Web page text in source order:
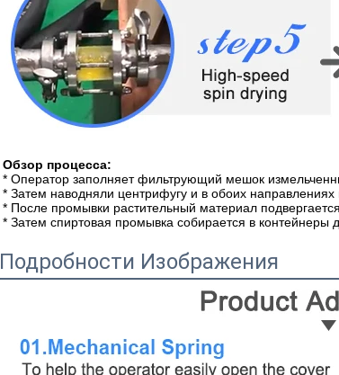
Обзор процесса:
* Оператор заполняет фильтрующий мешок
* Затем наводняли центрифугу и в обоих
* После промывки растительный материал
* Затем спиртовая промывка собирается в контейнеры
Подробности Изображения